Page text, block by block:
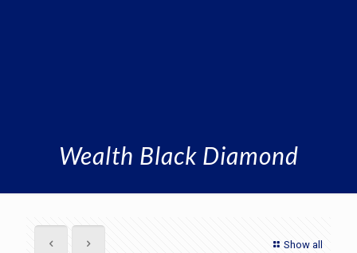
Wealth Black Diamond
Show all